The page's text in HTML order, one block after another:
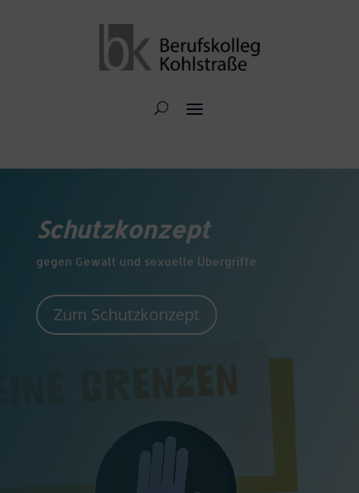
Schutzkonzept
gegen Gewalt und sexuelle Übergriffe
Zum Schutzkonzept